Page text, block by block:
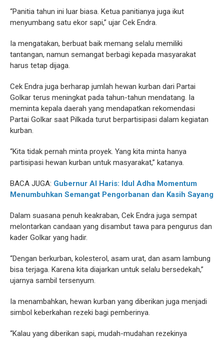
“Panitia tahun ini luar biasa. Ketua panitianya juga ikut
menyumbang satu ekor sapi,” ujar Cek Endra.
Ia mengatakan, berbuat baik memang selalu memiliki
tantangan, namun semangat berbagi kepada masyarakat
harus tetap dijaga.
Cek Endra juga berharap jumlah hewan kurban dari Partai
Golkar terus meningkat pada tahun-tahun mendatang. Ia
meminta kepala daerah yang mendapatkan rekomendasi
Partai Golkar saat Pilkada turut berpartisipasi dalam kegiatan
kurban.
“Kita tidak pernah minta proyek. Yang kita minta hanya
partisipasi hewan kurban untuk masyarakat,” katanya.
BACA JUGA: Gubernur Al Haris: Idul Adha Momentum
Menumbuhkan Semangat Pengorbanan dan Kasih Sayang
Dalam suasana penuh keakraban, Cek Endra juga sempat
melontarkan candaan yang disambut tawa para pengurus dan
kader Golkar yang hadir.
“Dengan berkurban, kolesterol, asam urat, dan asam lambung
bisa terjaga. Karena kita diajarkan untuk selalu bersedekah,”
ujarnya sambil tersenyum.
Ia menambahkan, hewan kurban yang diberikan juga menjadi
simbol keberkahan rezeki bagi pemberinya.
“Kalau yang diberikan sapi, mudah-mudahan rezekinya